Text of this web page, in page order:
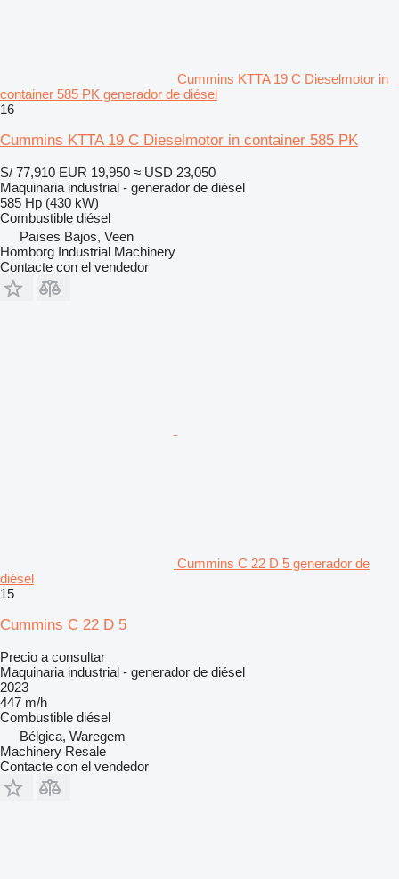
Cummins KTTA 19 C Dieselmotor in
container 585 PK generador de diésel
16
Cummins KTTA 19 C Dieselmotor in container 585 PK
S/ 77,910 EUR 19,950 ≈ USD 23,050
Maquinaria industrial - generador de diésel
585 Hp (430 kW)
Combustible diésel
Países Bajos, Veen
Homborg Industrial Machinery
Contacte con el vendedor
Cummins C 22 D 5 generador de
diésel
15
Cummins C 22 D 5
Precio a consultar
Maquinaria industrial - generador de diésel
2023
447 m/h
Combustible diésel
Bélgica, Waregem
Machinery Resale
Contacte con el vendedor